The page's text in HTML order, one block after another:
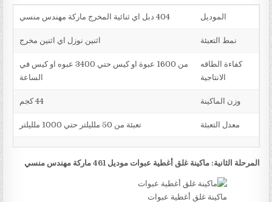
الموديل 404 دبل اي ثنائية المخرج ماركة مهندس منسي
نمط التعبئة اثنين نوزل اي اثنين مخرج
كفاءة الطاقه
الانتاجية
من 1600 عبوة او كيس حتي 3400 عبوه او كيس في
الساعة
وزن الماكينة 44 كجم
معدل التعبئة تعبئة من 50 ملليلتر حتي 1000 ملليلتر
المرحلة الثانية: ماكينة غلق أغطية عبوات موديل 461 ماركة مهندس منسي
ماكينة غلق أغطية عبوات